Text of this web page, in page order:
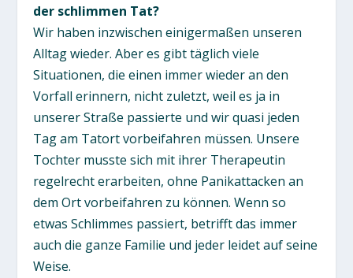
der schlimmen Tat?
Wir haben inzwischen einigermaßen unseren
Alltag wieder. Aber es gibt täglich viele
Situationen, die einen immer wieder an den
Vorfall erinnern, nicht zuletzt, weil es ja in
unserer Straße passierte und wir quasi jeden
Tag am Tatort vorbeifahren müssen. Unsere
Tochter musste sich mit ihrer Therapeutin
regelrecht erarbeiten, ohne Panikattacken an
dem Ort vorbeifahren zu können. Wenn so
etwas Schlimmes passiert, betrifft das immer
auch die ganze Familie und jeder leidet auf seine
Weise.